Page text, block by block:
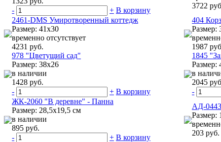
-
+ В корзину
3722
2461-DMS Умиротворенный коттедж
Размер: 41x30
временно отсутствует
4231 руб.
404
Размер:
1987
978 "Цветущий сад"
Размер: 38x26
в наличии
1428 руб.
-
+ В корзину
1845
Размер:
в
2045
-
ЖК-2060 "В деревне" - Панна
Размер: 28,5х19,5 см
в наличии
895 руб.
-
+ В корзину
АД-
Размер:
203 руб.